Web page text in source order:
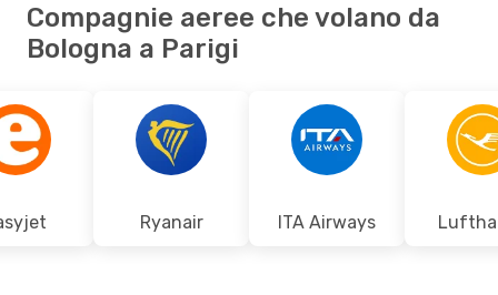
Compagnie aeree che volano da
Bologna a Parigi
Ryanair ITA Airways